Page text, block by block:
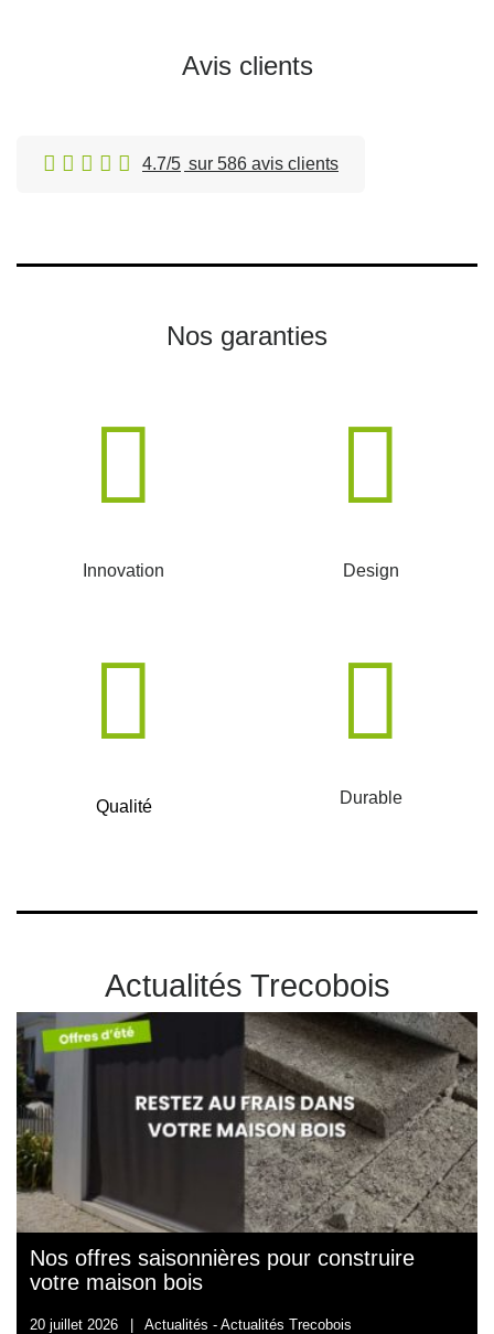
Avis clients
4.7/5 sur 586 avis clients
Nos garanties
Innovation Design
Qualité Durable
Actualités Trecobois
Nos offres saisonnières pour construire
votre maison bois
20 juillet 2026 | Actualités - Actualités Trecobois